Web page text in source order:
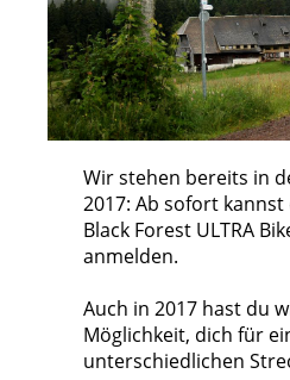
Wir stehen bereits in
2017: Ab sofort
Black Forest ULTRA
anmelden.
Auch in 2017 hast du
Möglichkeit, dich für
unterschiedlichen